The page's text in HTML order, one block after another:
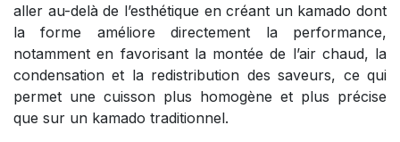
aller au-delà de l’esthétique en créant un kamado dont
la forme améliore directement la performance,
notamment en favorisant la montée de l’air chaud, la
condensation et la redistribution des saveurs, ce qui
permet une cuisson plus homogène et plus précise
que sur un kamado traditionnel.